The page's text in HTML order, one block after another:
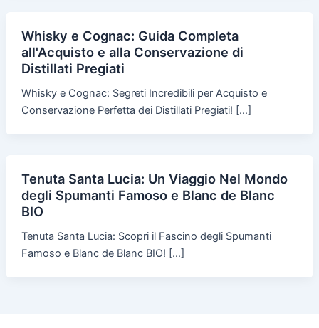
Whisky e Cognac: Guida Completa
all'Acquisto e alla Conservazione di
Distillati Pregiati
Whisky e Cognac: Segreti Incredibili per Acquisto e
Conservazione Perfetta dei Distillati Pregiati! […]
Tenuta Santa Lucia: Un Viaggio Nel Mondo
degli Spumanti Famoso e Blanc de Blanc
BIO
Tenuta Santa Lucia: Scopri il Fascino degli Spumanti
Famoso e Blanc de Blanc BIO! […]